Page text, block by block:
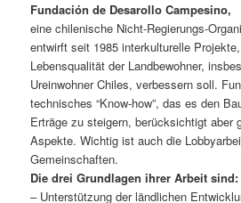
Fundación de Desarollo Campesino,
eine chilenische Nicht-Regierungs-
entwirft seit 1985 interkulturelle
Lebensqualität der Landbewohner,
Ureinwohner Chiles, verbessern soll.
technisches “Know-how”, das es den
Erträge zu steigern, berücksichtigt aber
Aspekte. Wichtig ist auch die
Gemeinschaften.
Die drei Grundlagen ihrer Arbeit sind:
– Unterstützung der ländlichen